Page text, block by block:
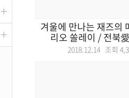
겨울에 만나는 재즈의
리오 쏠레이 / 전북
2018.12.14 조회